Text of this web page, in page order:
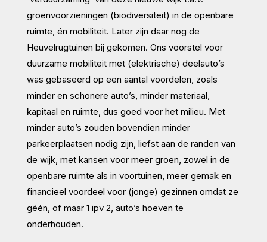
groenvoorzieningen (biodiversiteit) in de openbare
ruimte, én mobiliteit. Later zijn daar nog de
Heuvelrugtuinen bij gekomen. Ons voorstel voor
duurzame mobiliteit met (elektrische) deelauto’s
was gebaseerd op een aantal voordelen, zoals
minder en schonere auto’s, minder materiaal,
kapitaal en ruimte, dus goed voor het milieu. Met
minder auto’s zouden bovendien minder
parkeerplaatsen nodig zijn, liefst aan de randen van
de wijk, met kansen voor meer groen, zowel in de
openbare ruimte als in voortuinen, meer gemak en
financieel voordeel voor (jonge) gezinnen omdat ze
géén, of maar 1 ipv 2, auto’s hoeven te
onderhouden.